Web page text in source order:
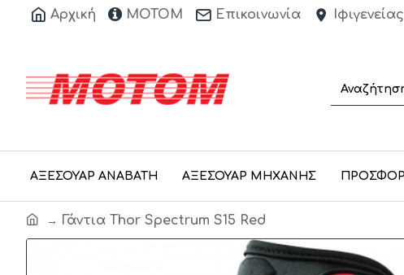
Αρχική ΜΟΤΟΜ Επικοινωνία
ΑΞΕΣΟΥΑΡ ΑΝΑΒΑΤΗ ΑΞΕΣΟΥΑΡ ΜΗΧΑΝΗΣ
Γάντια Thor Spectrum S15 Red